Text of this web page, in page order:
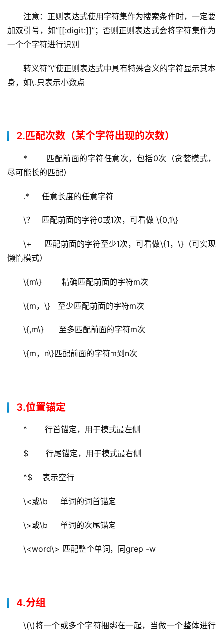
注意：正则表达式使用字符集作为搜索条件时，一定要
加双引号，如”[[:digit:]]”；否则正则表达式会将字符集作为
一个个字符进行识别
转义符“\”使正则表达式中具有特殊含义的字符显示其本
身，如\.只表示小数点
2.匹配次数（某个字符出现的次数）
*       匹配前面的字符任意次，包括0次（贪婪模式，
尽可能长的匹配）
.*     任意长度的任意字符
\？   匹配前面的字符0或1次，可看做 \{0,1\}
\+     匹配前面的字符至少1次，可看做\{1，\}（可实现
懒惰模式）
\{m\}        精确匹配前面的字符m次
\{m，\}   至少匹配前面的字符m次
\{,m\}      至多匹配前面的字符m次
\{m，n\}匹配前面的字符m到n次
3.位置锚定
^       行首锚定，用于模式最左侧
$       行尾锚定，用于模式最右侧
^$    表示空行
\<或\b     单词的词首锚定
\>或\b     单词的次尾锚定
\<word\> 匹配整个单词，同grep -w
4.分组
\(\)将一个或多个字符捆绑在一起，当做一个整体进行